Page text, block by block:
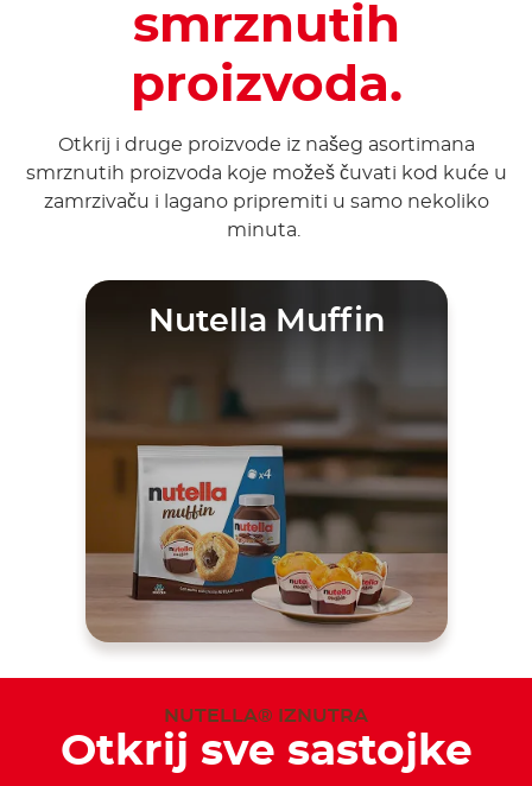
smrznutih
proizvoda.
Otkrij i druge proizvode iz našeg asortimana
smrznutih proizvoda koje možeš čuvati kod kuće u
zamrzivaču i lagano pripremiti u samo nekoliko
minuta.
Nutella Muffin
NUTELLA® IZNUTRA
Otkrij sve sastojke